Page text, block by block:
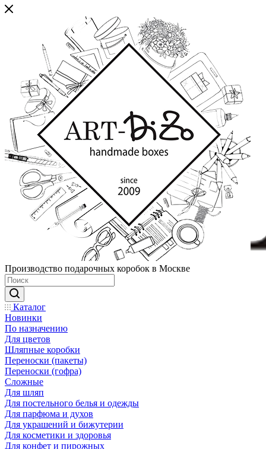
Производство подарочных коробок в Москве
Каталог
Новинки
По назначению
Для цветов
Шляпные коробки
Переноски (пакеты)
Переноски (гофра)
Сложные
Для шляп
Для постельного белья и одежды
Для парфюма и духов
Для украшений и бижутерии
Для косметики и здоровья
Для конфет и пирожных